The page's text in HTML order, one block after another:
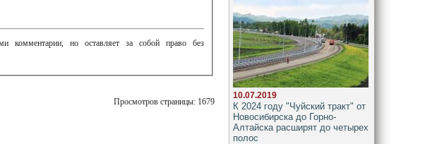
комментарии, но оставляет за собой право без
Просмотров страницы: 1679
10.07.2019
К 2024 году "Чуйский тракт" от
Новосибирска до Горно-
Алтайска расширят до четырех
полос